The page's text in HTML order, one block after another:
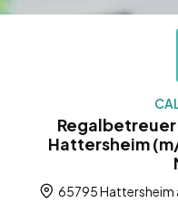
Hattersheim
65795 Hattersheim